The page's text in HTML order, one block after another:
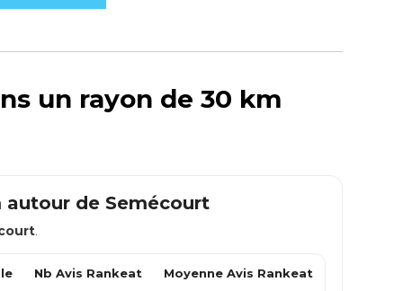
un rayon de 30 km
autour de Semécourt
.
Nb Avis Rankeat Moyenne Avis Rankeat